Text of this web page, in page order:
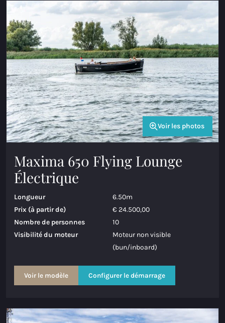
Voir les photos
Maxima 650 Flying Lounge
Électrique
Longueur
6.50m
Prix (à partir de)
€ 24.500,00
Nombre de personnes
10
Visibilité du moteur
Moteur non visible
(bun/inboard)
Voir le modèle Configurer le démarrage